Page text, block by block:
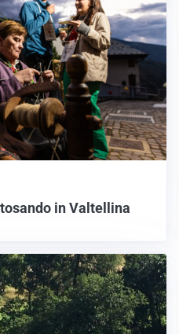
in Valtellina